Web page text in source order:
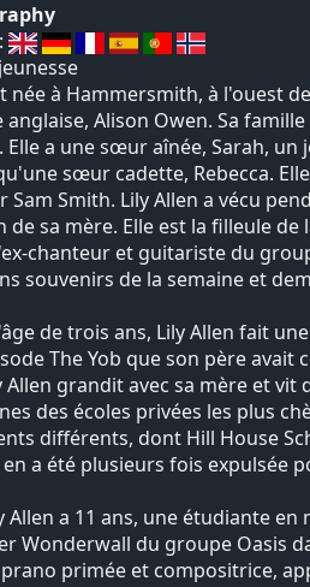
née à Hammersmith, à l'ouest
Alison Owen. Sa
Elle a une sœur aînée, Sarah,
sœur cadette, Rebecca.
Sam Smith. Lily Allen a vécu
de sa mère. Elle est la filleule
chanteur et guitariste du
souvenirs de la semaine et
de trois ans, Lily Allen fait
The Yob que son père avait
Allen grandit avec sa mère et
des écoles privées les plus
différents, dont Hill House
en a été plusieurs fois expulsée
Allen a 11 ans, une étudiante
Wonderwall du groupe Oasis
primée et compositrice,